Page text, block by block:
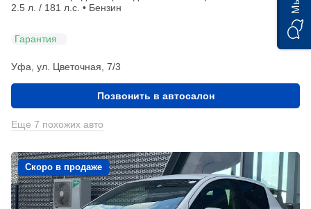
2.5 л. / 181 л.с. • Бензин
Гарантия
Уфа, ул. Цветочная, 7/3
Позвонить в автосалон
Еще 7 похожих авто
Скоро в продаже